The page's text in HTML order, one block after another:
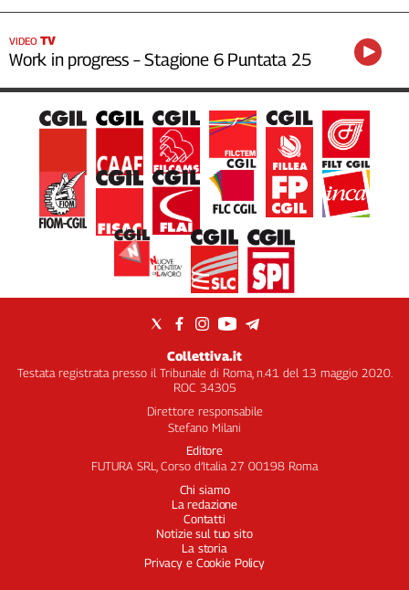
VIDEO TV
Work in progress – Stagione 6 Puntata 25
Collettiva.it
Testata registrata presso il Tribunale di Roma, n.41 del 13 maggio 2020.
ROC 34305
Direttore responsabile
Stefano Milani
Editore
FUTURA SRL, Corso d’Italia 27 00198 Roma
Chi siamo
La redazione
Contatti
Notizie sul tuo sito
La storia
Privacy e Cookie Policy